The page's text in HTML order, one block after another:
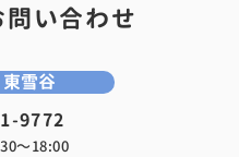
い合わせ
東雪谷
9772
〜18:00